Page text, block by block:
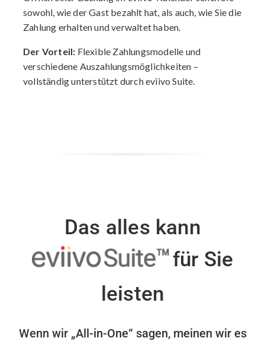
sowohl, wie der Gast bezahlt hat, als auch, wie Sie die
Zahlung erhalten und verwaltet haben.
Der Vorteil: Flexible Zahlungsmodelle und
verschiedene Auszahlungsmöglichkeiten –
vollständig unterstützt durch eviivo Suite.
Das alles kann
für Sie
leisten
Wenn wir „All-in-One“ sagen, meinen wir es